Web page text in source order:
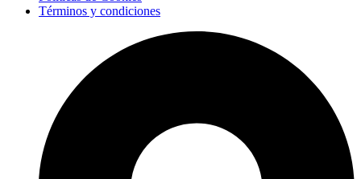
Términos y condiciones